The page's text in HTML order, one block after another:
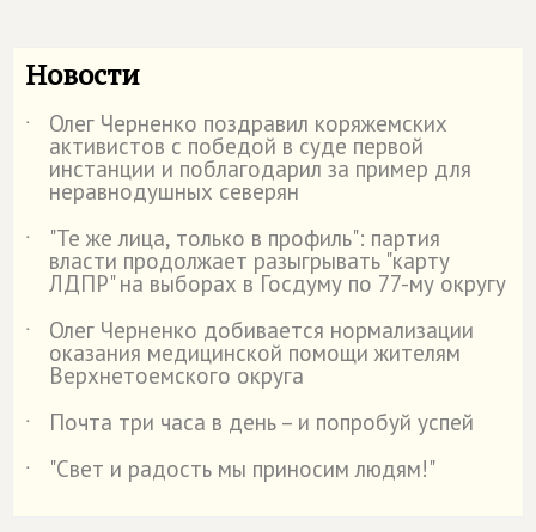
Новости
˙ Олег Черненко поздравил коряжемских
активистов с победой в суде первой
инстанции и поблагодарил за пример для
неравнодушных северян
˙
"Те же лица, только в профиль": партия
власти продолжает разыгрывать "карту
ЛДПР" на выборах в Госдуму по 77-му округу
˙
Олег Черненко добивается нормализации
оказания медицинской помощи жителям
Верхнетоемского округа
˙
Почта три часа в день – и попробуй успей
˙
"Свет и радость мы приносим людям!"